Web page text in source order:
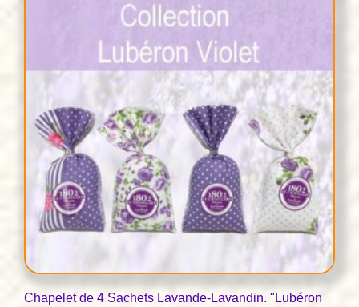
Chapelet de 4 Sachets Lavande-Lavandin. "Lubéron